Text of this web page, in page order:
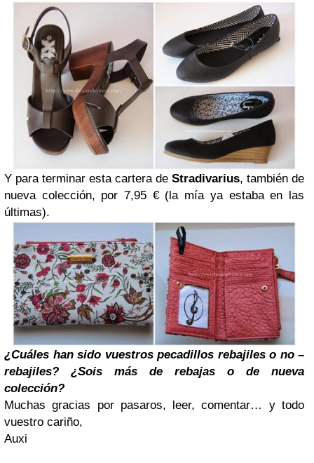
Y para terminar esta cartera de Stradivarius, también de
nueva colección, por 7,95 € (la mía ya estaba en las
últimas).
¿Cuáles han sido vuestros pecadillos rebajiles o no –
rebajiles? ¿Sois más de rebajas o de nueva
colección?
Muchas gracias por pasaros, leer, comentar… y todo
vuestro cariño,
Auxi